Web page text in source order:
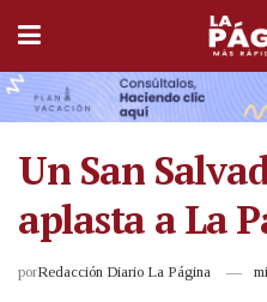
Un San
aplasta a La
porRedacción Diario La Página